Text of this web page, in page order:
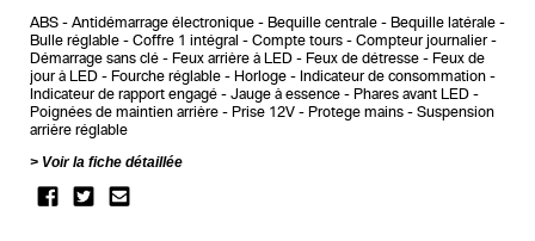
ABS Antidémarrage électronique Bequille centrale
Bequille latérale
Bulle réglable
Coffre 1 intégral Compte tours
Compteur journalier
Démarrage sans clé
Feux arrière à LED Feux de détresse
Feux de
jour à LED
Fourche réglable Horloge
Indicateur de consommation
Indicateur de rapport engagé
Jauge à essence
Phares avant LED
Poignées de maintien arrière
Prise 12V Protege mains
Suspension
arrière réglable
Voir la fiche détaillée